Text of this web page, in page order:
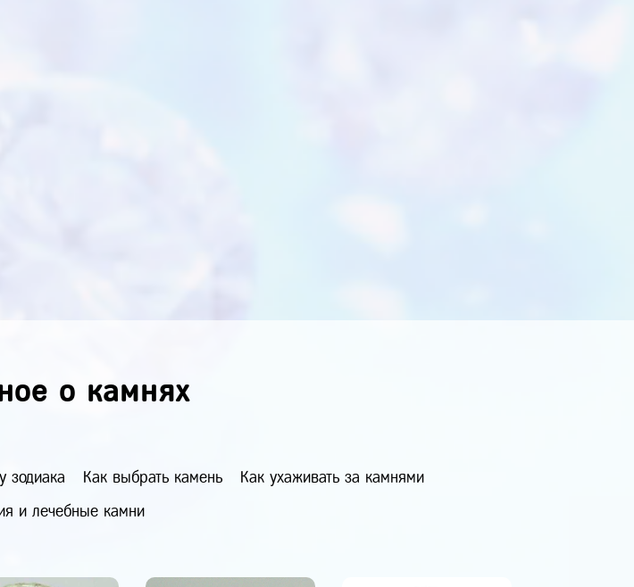
о камнях
зодиака Как выбрать камень Как ухаживать за камнями
и лечебные камни